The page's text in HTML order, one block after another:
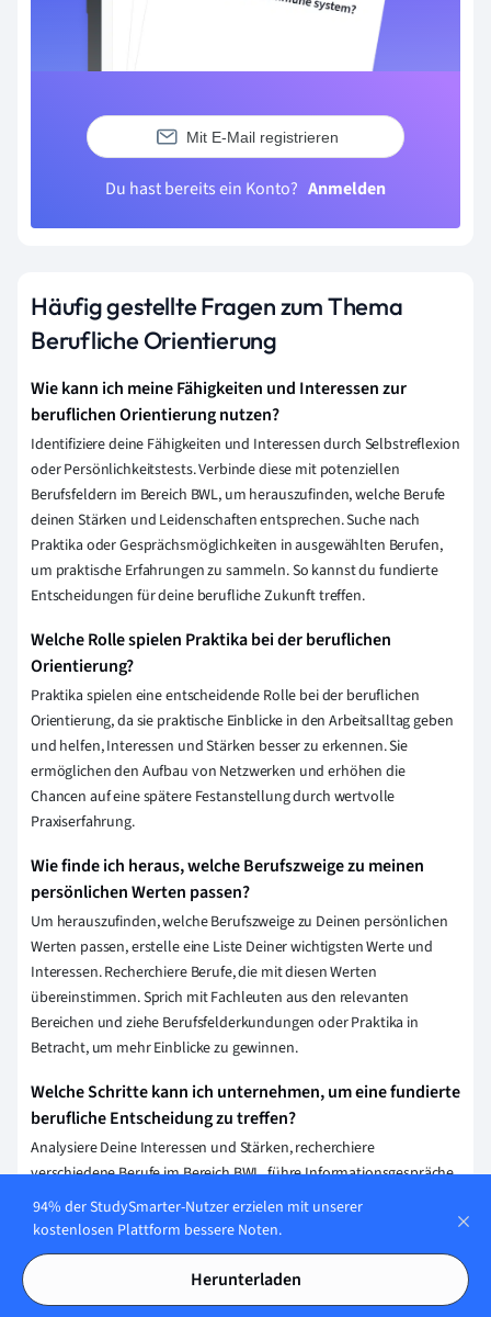
Mit E-Mail registrieren
Du hast bereits ein Konto? Anmelden
Häufig gestellte Fragen zum Thema
Berufliche Orientierung
Wie kann ich meine Fähigkeiten und Interessen zur
beruflichen Orientierung nutzen?
Identifiziere deine Fähigkeiten und Interessen durch Selbstreflexion
oder Persönlichkeitstests. Verbinde diese mit potenziellen
Berufsfeldern im Bereich BWL, um herauszufinden, welche Berufe
deinen Stärken und Leidenschaften entsprechen. Suche nach
Praktika oder Gesprächsmöglichkeiten in ausgewählten Berufen,
um praktische Erfahrungen zu sammeln. So kannst du fundierte
Entscheidungen für deine berufliche Zukunft treffen.
Welche Rolle spielen Praktika bei der beruflichen
Orientierung?
Praktika spielen eine entscheidende Rolle bei der beruflichen
Orientierung, da sie praktische Einblicke in den Arbeitsalltag geben
und helfen, Interessen und Stärken besser zu erkennen. Sie
ermöglichen den Aufbau von Netzwerken und erhöhen die
Chancen auf eine spätere Festanstellung durch wertvolle
Praxiserfahrung.
Wie finde ich heraus, welche Berufszweige zu meinen
persönlichen Werten passen?
Um herauszufinden, welche Berufszweige zu Deinen persönlichen
Werten passen, erstelle eine Liste Deiner wichtigsten Werte und
Interessen. Recherchiere Berufe, die mit diesen Werten
übereinstimmen. Sprich mit Fachleuten aus den relevanten
Bereichen und ziehe Berufsfelderkundungen oder Praktika in
Betracht, um mehr Einblicke zu gewinnen.
Welche Schritte kann ich unternehmen, um eine fundierte
berufliche Entscheidung zu treffen?
Analysiere Deine Interessen und Stärken, recherchiere
verschiedene Berufe im Bereich BWL, führe Informationsgespräche
mit Fachleuten und absolviere Praktika oder Schnuppertage. Nutze
Berufsberatungsangebote und bilde Dich weiter, um fundierte
Entscheidungen zu treffen.
Welche Ressourcen stehen zur Verfügung, um bei der
94% der StudySmarter-Nutzer erzielen mit unserer
kostenlosen Plattform bessere Noten.
Herunterladen